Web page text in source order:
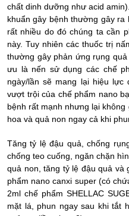
chất dinh dưỡng như acid
khuẩn gây bệnh thường gây
rất nhiều do đó chúng ta cần
này. Tuy nhiên các thuốc trị
thường gây phản ứng rụng
ưu là nến sử dụng các chế
ngày/lần sẽ mang lại hiệu
vượt trội của chế phẩm nano
bệnh rất mạnh nhưng lại
hoa và quả non ngay cả khi
Tăng tỷ lệ đậu quả, chống
chống teo cuống, ngăn chặn
quả non, tăng tỷ lệ đậu quả và
phẩm nano canxi super (có
2ml chế phẩm SHELLAC
mặt lá, phun ngay sau khi tắt